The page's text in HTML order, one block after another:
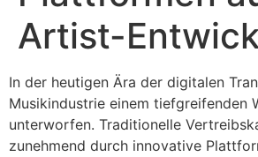
Artist-
In der heutigen Ära der digitalen
Musikindustrie einem tiefgreifenden
unterworfen. Traditionelle
zunehmend durch innovative